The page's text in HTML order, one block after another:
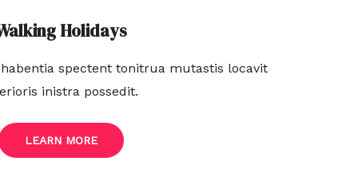
Holidays
spectent tonitrua mutastis locavit
inistra possedit.
LEARN MORE